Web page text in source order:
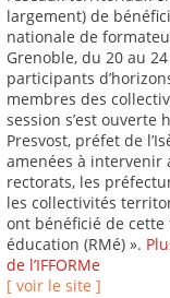
largement) de
nationale de
Grenoble, du 20 au
participants
membres des
session s’est
Presvost, préfet de
amenées à intervenir
rectorats, les
les collectivités
ont bénéficié de
éducation (RMé) ».
de l’IFFORMe
[ voir le site ]